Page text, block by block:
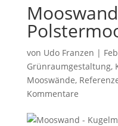
von Udo Franzen |
Grünraumgestaltung,
Mooswände,
Kommentare